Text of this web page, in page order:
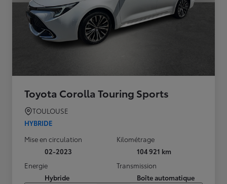
Toyota Corolla Touring Sports
TOULOUSE
HYBRIDE
Mise en circulation
02-2023
Kilométrage
104 921 km
Energie
Hybride
Transmission
Boîte automatique